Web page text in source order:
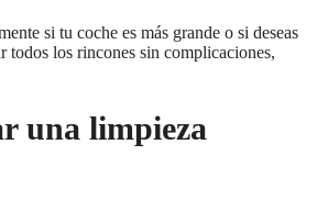
si tu coche es más grande o si deseas
todos los rincones sin complicaciones,
una limpieza